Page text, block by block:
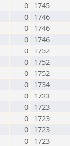
0
1745
0
1746
0
1746
0
1746
0
1752
0
1752
0
1752
0
1734
0
1723
0
1723
0
1723
0
1723
0
1723